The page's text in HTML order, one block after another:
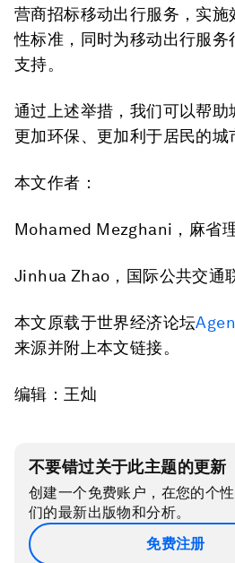
营商招标移动出行服务，实
性标准，同时为移动出行服务
支持。
通过上述举措，我们可以帮助
更加环保、更加利于居民的城
本文作者：
Mohamed Mezghani，麻省
Jinhua Zhao，国际公共交通
本文原载于世界经济论坛
来源并附上本文链接。
编辑：王灿
不要错过关于此主题的更新
创建一个免费账户，在您的个
们的最新出版物和分析。
免费注册